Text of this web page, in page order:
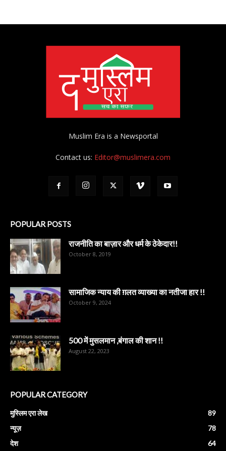
Muslim Era is a Newsportal
Contact us: Editor@muslimera.com
POPULAR POSTS
राजनीति का बाज़ार और धर्म के ठेकेदार!!
October 8, 2019
सामाजिक न्याय की ग़लत व्याख्या का नतीजा हार !!
October 9, 2024
500 में मुसलमान ,बंगाल की शान !!
August 22, 2023
POPULAR CATEGORY
मुस्लिम एरा लेख
89
न्यूज़
78
देश
64